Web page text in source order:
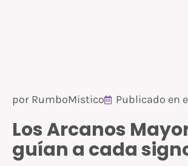
por RumboMistico Publicado en
Los Arcanos
guían a cada